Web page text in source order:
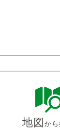
地図から